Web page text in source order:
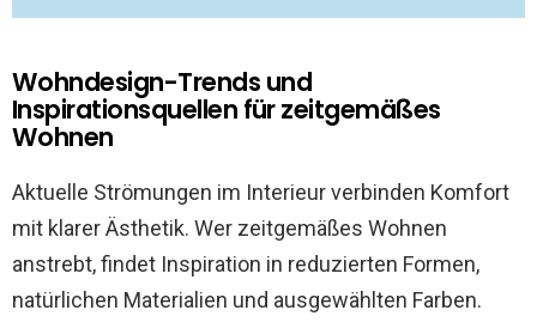
Wohndesign-Trends und
Inspirationsquellen für zeitgemäßes
Wohnen
Aktuelle Strömungen im Interieur verbinden Komfort
mit klarer Ästhetik. Wer zeitgemäßes Wohnen
anstrebt, findet Inspiration in reduzierten Formen,
natürlichen Materialien und ausgewählten Farben.